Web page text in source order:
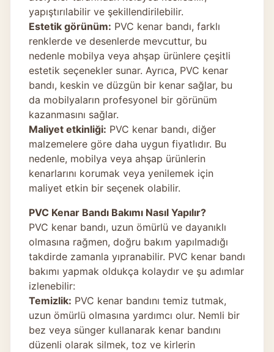
yapıştırılabilir ve şekillendirilebilir.
Estetik görünüm: PVC kenar bandı, farklı
renklerde ve desenlerde mevcuttur, bu
nedenle mobilya veya ahşap ürünlere çeşitli
estetik seçenekler sunar. Ayrıca, PVC kenar
bandı, keskin ve düzgün bir kenar sağlar, bu
da mobilyaların profesyonel bir görünüm
kazanmasını sağlar.
Maliyet etkinliği: PVC kenar bandı, diğer
malzemelere göre daha uygun fiyatlıdır. Bu
nedenle, mobilya veya ahşap ürünlerin
kenarlarını korumak veya yenilemek için
maliyet etkin bir seçenek olabilir.
PVC Kenar Bandı Bakımı Nasıl Yapılır?
PVC kenar bandı, uzun ömürlü ve dayanıklı
olmasına rağmen, doğru bakım yapılmadığı
takdirde zamanla yıpranabilir. PVC kenar bandı
bakımı yapmak oldukça kolaydır ve şu adımlar
izlenebilir:
Temizlik: PVC kenar bandını temiz tutmak,
uzun ömürlü olmasına yardımcı olur. Nemli bir
bez veya sünger kullanarak kenar bandını
düzenli olarak silmek, toz ve kirlerin